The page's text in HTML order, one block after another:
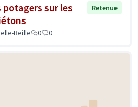
potagers sur les
Retenue
Beille 0 0